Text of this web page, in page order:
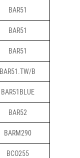
BAR51
BAR51
BAR51
BAR51.TW/B
BAR51BLUE
BAR52
BARM290
BCO255